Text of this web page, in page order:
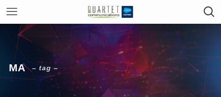
MA – tag –